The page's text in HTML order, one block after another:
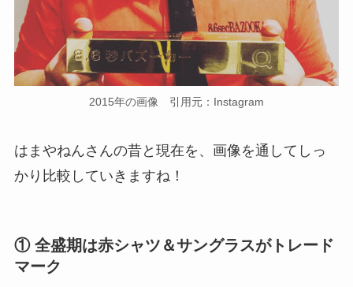
2015年の画像 引用元：Instagram
はまやねんさんの昔と現在を、画像を通してしっ
かり比較していきますね！
① 全盛期は赤シャツ＆サングラスがトレード
マーク